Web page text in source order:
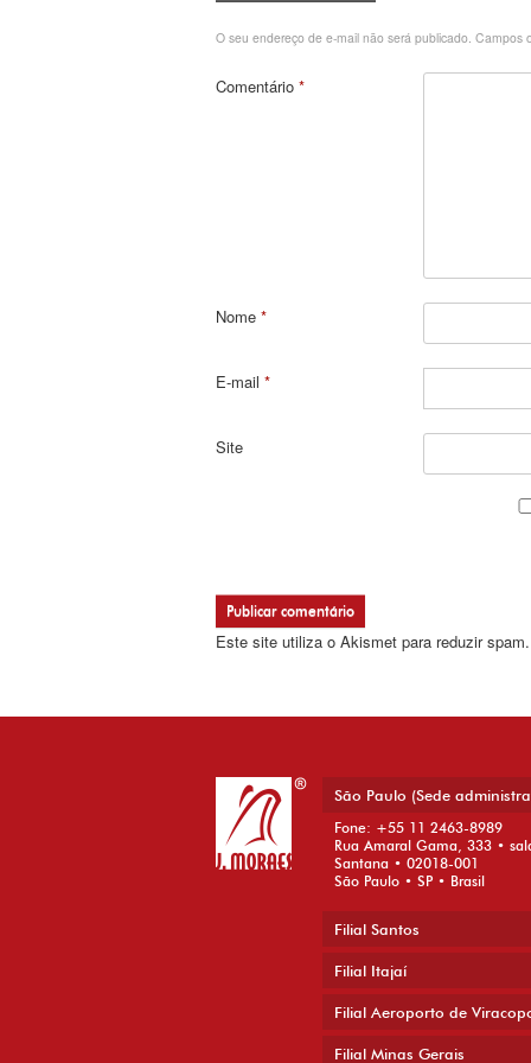
O seu endereço de e-mail não será publicado. Campos
Comentário *
Nome *
E-mail *
Site
Este site utiliza o Akismet para reduzir spam.
São Paulo (Sede
Fone: +55 11 2463-8989
Rua Amaral Gama, 333 •
Santana • 02018-001
São Paulo • SP • Brasil
Filial Santos
Filial Itajaí
Filial Aeroporto de
Filial Minas Gerais